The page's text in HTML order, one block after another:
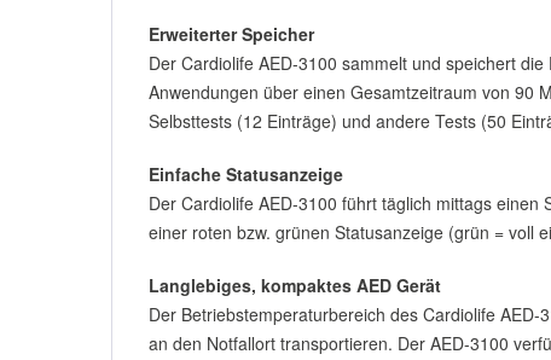
Erweiterter Speicher
Der Cardiolife AED-3100 sammelt und speichert
Anwendungen über einen Gesamtzeitraum von 90
Selbsttests (12 Einträge) und andere Tests (50
Einfache Statusanzeige
Der Cardiolife AED-3100 führt täglich mittags
einer roten bzw. grünen Statusanzeige (grün = voll
Langlebiges, kompaktes AED Gerät
Der Betriebstemperaturbereich des Cardiolife
an den Notfallort transportieren. Der AED-3100